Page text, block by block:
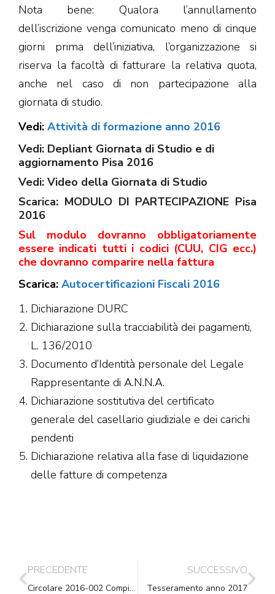
Nota bene: Qualora l’annullamento
dell’iscrizione venga comunicato meno di cinque
giorni prima dell’iniziativa, l’organizzazione si
riserva la facoltà di fatturare la relativa quota,
anche nel caso di non partecipazione alla
giornata di studio.
Vedi: Attività di formazione anno 2016
Vedi: Depliant Giornata di Studio e di
aggiornamento Pisa 2016
Vedi: Video della Giornata di Studio
Scarica: MODULO DI PARTECIPAZIONE Pisa
2016
Sul modulo dovranno obbligatoriamente
essere indicati tutti i codici (CUU, CIG ecc.)
che dovranno comparire nella fattura
Scarica: Autocertificazioni Fiscali 2016
Dichiarazione DURC
Dichiarazione sulla tracciabilità dei pagamenti,
L. 136/2010
Documento d’Identità personale del Legale
Rappresentante di A.N.N.A.
Dichiarazione sostitutiva del certificato
generale del casellario giudiziale e dei carichi
pendenti
Dichiarazione relativa alla fase di liquidazione
delle fatture di competenza
PRECEDENTE
Circolare 2016-002 Compiuta giacenza – Quando la notifica è nulla
SUCCESSIVO
Tesseramento anno 2017